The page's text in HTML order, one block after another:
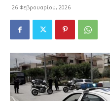
26 Φεβρουαρίου, 2026